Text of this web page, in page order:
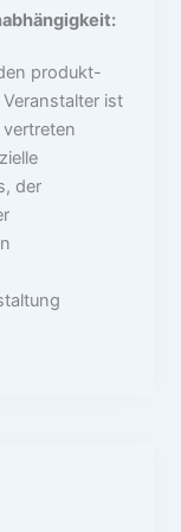
produkt-
ist
der